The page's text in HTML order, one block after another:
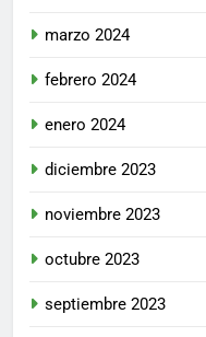
marzo 2024
febrero 2024
enero 2024
diciembre 2023
noviembre 2023
octubre 2023
septiembre 2023